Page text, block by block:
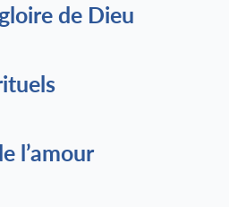
de Dieu
l’amour